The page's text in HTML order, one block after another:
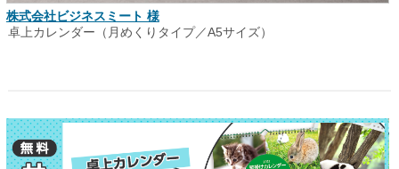
株式会社ビジネスミート 様
卓上カレンダー（月めくりタイプ／A5サイズ）